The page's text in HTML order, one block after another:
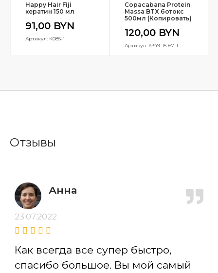
Happy Hair Fiji
кератин 150 мл
91,00 BYN
Артикул: K085-1
Copacabana Protein
Massa BTX ботокс
500мл (Копировать)
120,00 BYN
Артикул: K349-15-67-1
Отзывы
Анна
23.07.2022
Как всегда все супер быстро,
спасибо большое. Вы мой самый